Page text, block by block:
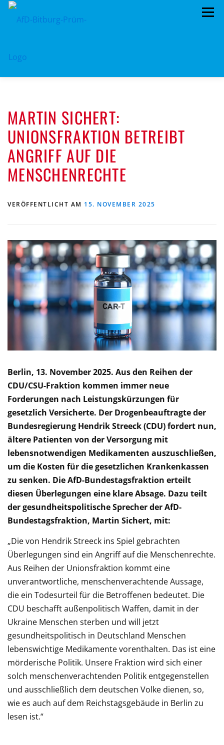
Zum
Inhalt
Menü
KREISTAG AFD IM KREISTAG
BEITRAGSARCHIV MITMACHEN!
PROGRAMME DATENSCHUTZ
MARTIN SICHERT:
UNIONSFRAKTION BETREIBT
ANGRIFF AUF DIE
MENSCHENRECHTE
VERÖFFENTLICHT AM 15. NOVEMBER 2025
Berlin, 13. November 2025. Aus den Reihen der
CDU/CSU-Fraktion kommen immer neue
Forderungen nach Leistungskürzungen für
gesetzlich Versicherte. Der Drogenbeauftragte der
Bundesregierung Hendrik Streeck (CDU) fordert nun,
ältere Patienten von der Versorgung mit
lebensnotwendigen Medikamenten auszuschließen,
um die Kosten für die gesetzlichen Krankenkassen
zu senken. Die AfD-Bundestagsfraktion erteilt
diesen Überlegungen eine klare Absage. Dazu teilt
der gesundheitspolitische Sprecher der AfD-
Bundestagsfraktion, Martin Sichert, mit:
„Die von Hendrik Streeck ins Spiel gebrachten
Überlegungen sind ein Angriff auf die Menschenrechte.
Aus Reihen der Unionsfraktion kommt eine
unverantwortliche, menschenverachtende Aussage,
die ein Todesurteil für die Betroffenen bedeutet. Die
CDU beschafft außenpolitisch Waffen, damit in der
Ukraine Menschen sterben und will jetzt
gesundheitspolitisch in Deutschland Menschen
lebenswichtige Medikamente vorenthalten. Das ist eine
mörderische Politik. Unsere Fraktion wird sich einer
solch menschenverachtenden Politik entgegenstellen
und ausschließlich dem deutschen Volke dienen, so,
wie es auch auf dem Reichstagsgebäude in Berlin zu
lesen ist.“